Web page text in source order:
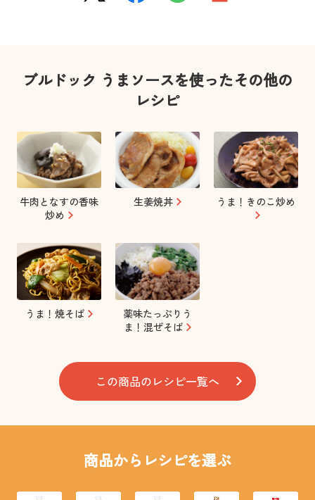
ブルドック うまソースを使ったその他の
レシピ
牛肉となすの香味
炒め
生姜焼丼 うま！きのこ炒め
うま！焼そば
薬味たっぷりう
ま！混ぜそば
この商品のレシピ一覧へ
商品からレシピを選ぶ